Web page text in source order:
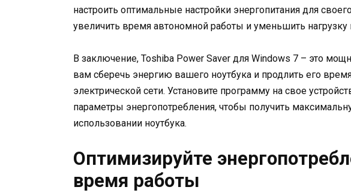
настроить оптимальные настройки энергопитания для
увеличить время автономной работы и уменьшить нагрузку
В заключение, Toshiba Power Saver для Windows 7 – это
вам сберечь энергию вашего ноутбука и продлить его
электрической сети. Установите программу на свое
параметры энергопотребления, чтобы получить
использовании ноутбука.
Оптимизируйте
время работы